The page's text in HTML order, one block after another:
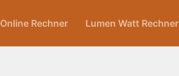
Online Rechner Lumen Watt Rechner